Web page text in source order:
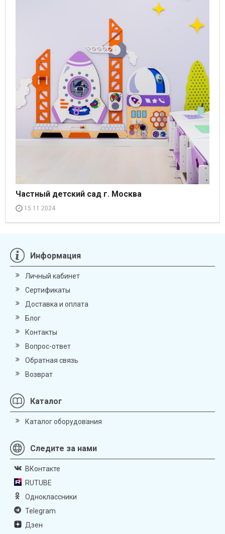
Частный детский сад г. Москва
15.11.2024
Информация
Личный кабинет
Сертификаты
Доставка и оплата
Блог
Контакты
Вопрос-ответ
Обратная связь
Возврат
Каталог
Каталог оборудования
Следите за нами
ВКонтакте
RUTUBE
Одноклассники
Telegram
Дзен